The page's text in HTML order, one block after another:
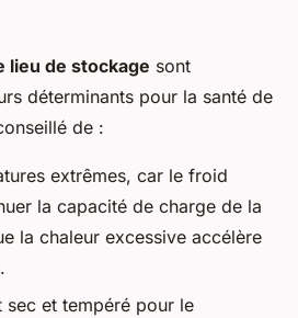
lieu de stockage sont
déterminants pour la santé de
de :
extrêmes, car le froid
la capacité de charge de la
la chaleur excessive accélère
sec et tempéré pour le